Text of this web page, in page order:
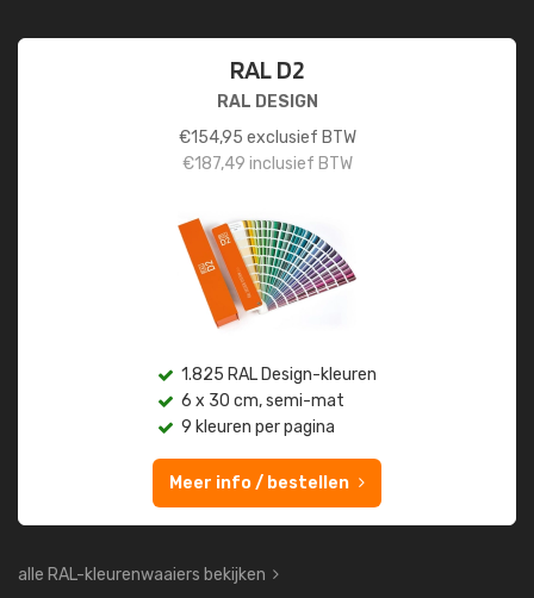
RAL D2
RAL DESIGN
€154,95 exclusief BTW
€187,49 inclusief BTW
1.825 RAL Design-kleuren
6 x 30 cm, semi-mat
9 kleuren per pagina
Meer info / bestellen
alle RAL-kleurenwaaiers bekijken